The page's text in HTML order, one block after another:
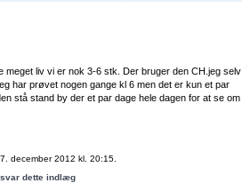
meget liv vi er nok 3-6 stk. Der bruger den CH.jeg selv
har prøvet nogen gange kl 6 men det er kun et par
stå stand by der et par dage hele dagen for at se om
december 2012 kl. 20:15.
dette indlæg